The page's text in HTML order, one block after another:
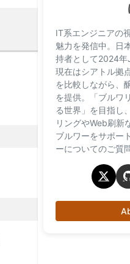
IT系エンジニアの
魅力を発信中。日
持者として2024年
現在はシアトル拠
を比較しながら、
を提供。「ブルワ
る世界」を目指し
リングやWeb刷新
ブルワーをサポー
ーについてのご質